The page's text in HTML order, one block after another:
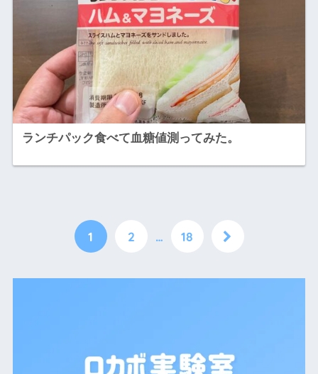
ランチパック食べて血糖値測ってみた。
1 2 … 18